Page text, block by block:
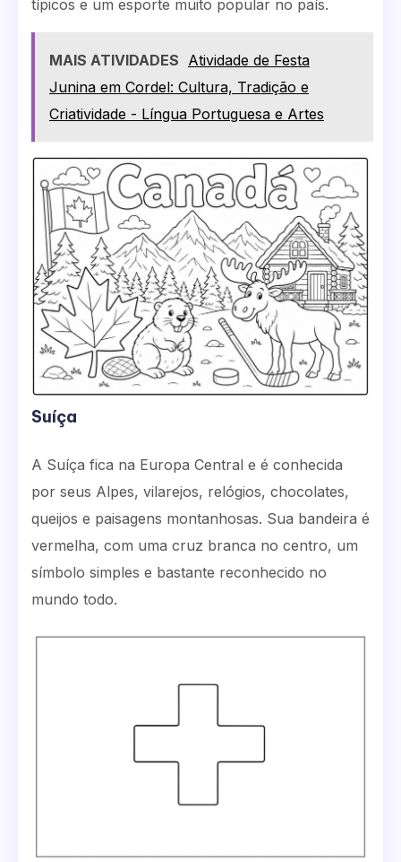
típicos e um esporte muito popular no país.
MAIS ATIVIDADES Atividade de Festa
Junina em Cordel: Cultura, Tradição e
Criatividade - Língua Portuguesa e Artes
Suíça
A Suíça fica na Europa Central e é conhecida
por seus Alpes, vilarejos, relógios, chocolates,
queijos e paisagens montanhosas. Sua bandeira é
vermelha, com uma cruz branca no centro, um
símbolo simples e bastante reconhecido no
mundo todo.